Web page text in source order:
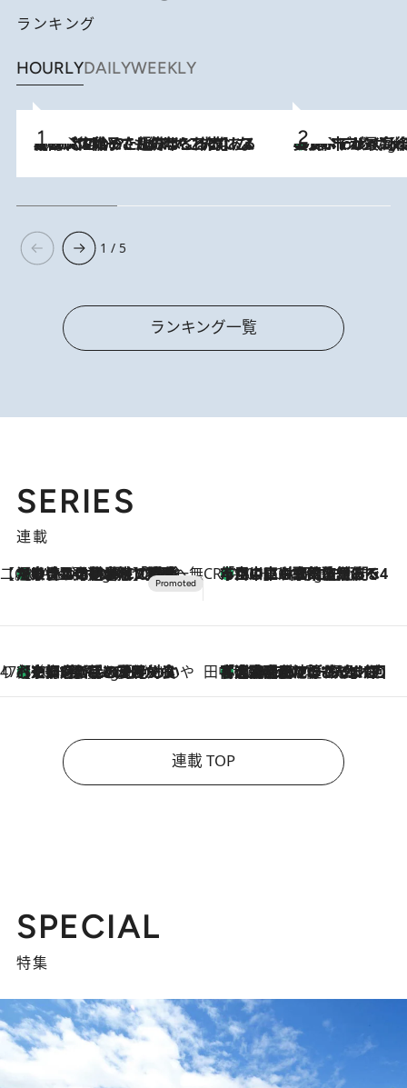
ランキング
HOURLYDAILYWEEKLY
2026.8.5
【阿川佐和子さんの年とる力】なぜ70代で始めた趣味は“こんなに楽しい”のか？ ピアノ、俳句…スランプに陥っても続けられる“ある秘訣”とは 10 Hours Ago
美食、デザイン、ホスピタリティのすべてが最高峰！ ノルウェー第4の都市スタヴァンゲルの
1 / 5
ランキング一覧
SERIES
連載
【CREA×星野リゾート】唯一無二。癒しと発見が待つ場所へ
8 Hours Ago
【トンボの足水浴】ヒノキの香りに包まれて涼感マックス！約13℃の湧水かけ流しを避暑地「星野温泉 トンボの湯」で体験 CREA'S CHOICE
10 Hours Ago
「立川にも歌舞伎があるんだよ」 片岡仁左衛門・市川中車ら豪華座組みで4年目の立川立飛歌舞伎へ
47都道府県の手みやげ ひんやりスイーツで夏を満喫
10 Hours Ago
【京都府】この夏絶対食べたい 冷やしておいしいおやつ3選 ひと口目から心を掴む新緑のテリーヌ 田中稲の勝手に再ブーム
2026.8.7
「湘南乃風に憧れて」観客大盛上がりの“タオル回し”に、ラッパー顔負けの高速歌唱まで…さだまさし（74）のアグレッシブすぎる現在地
連載 TOP
SPECIAL
特集